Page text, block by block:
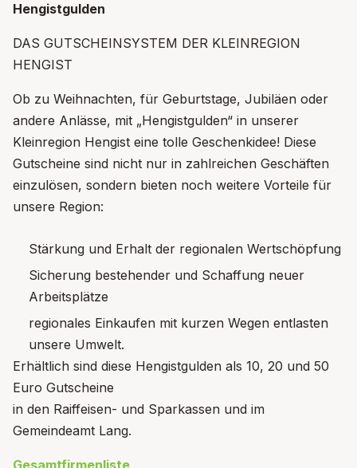
Hengistgulden
DAS GUTSCHEINSYSTEM DER KLEINREGION
HENGIST
Ob zu Weihnachten, für Geburtstage, Jubiläen oder
andere Anlässe, mit „Hengistgulden“ in unserer
Kleinregion Hengist eine tolle Geschenkidee! Diese
Gutscheine sind nicht nur in zahlreichen Geschäften
einzulösen, sondern bieten noch weitere Vorteile für
unsere Region:
Stärkung und Erhalt der regionalen Wertschöpfung
Sicherung bestehender und Schaffung neuer
Arbeitsplätze
regionales Einkaufen mit kurzen Wegen entlasten
unsere Umwelt.
Erhältlich sind diese Hengistgulden als 10, 20 und 50
Euro Gutscheine
in den Raiffeisen- und Sparkassen und im
Gemeindeamt Lang.